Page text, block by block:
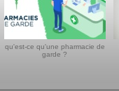
qu'est-ce qu'une pharmacie de
garde ?